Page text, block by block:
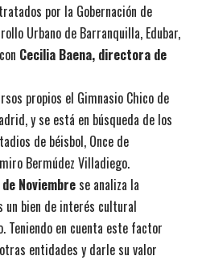
por la Gobernación de
Urbano de Barranquilla, Edubar,
Cecilia Baena, directora de
propios el Gimnasio Chico de
y se está en búsqueda de los
de béisbol, Once de
Bermúdez Villadiego.
Noviembrese analiza la
bien de interés cultural
Teniendo en cuenta este factor
entidades y darle su valor